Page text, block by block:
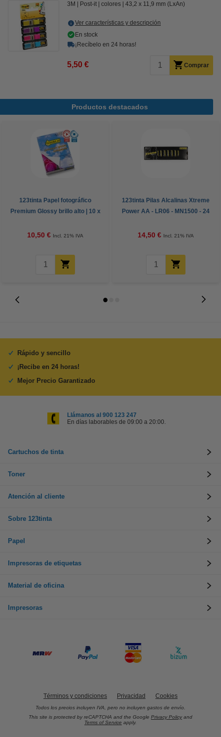
3M Post-it colores 43,2 x 11,9 mm (LxAn)
Ver características y descripción
En stock
¡Recíbelo en 24 horas!
5,50 € Comprar
Productos destacados
123tinta Papel fotográfico
Premium Glossy brillo alto | 10 x
10,50 € Incl. 21% IVA
123tinta Pilas Alcalinas Xtreme
Power AA - LR06 - MN1500 - 24
14,50 € Incl. 21% IVA
Rápido y sencillo
¡Recibe en 24 horas!
Mejor Precio Garantizado
Llámanos al 900 123 247
En días laborables de 09:00 a 20:00.
Cartuchos de tinta
Toner
Atención al cliente
Sobre 123tinta
Papel
Impresoras de etiquetas
Material de oficina
Impresoras
Términos y condiciones Privacidad Cookies
Todos los precios incluyen IVA, pero no incluyen gastos de envío.
This site is protected by reCAPTCHA and the Google Privacy Policy and
Terms of Service apply.